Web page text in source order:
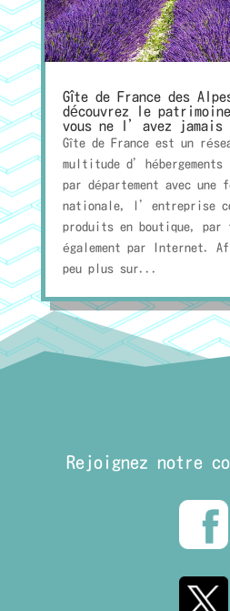
Gîte de France des
découvrez le
vous ne l’avez jamais
Gîte de France est un
multitude
par département avec une
nationale, l’entreprise
produits en boutique, par
également par Internet.
peu plus sur...
Rejoignez notre